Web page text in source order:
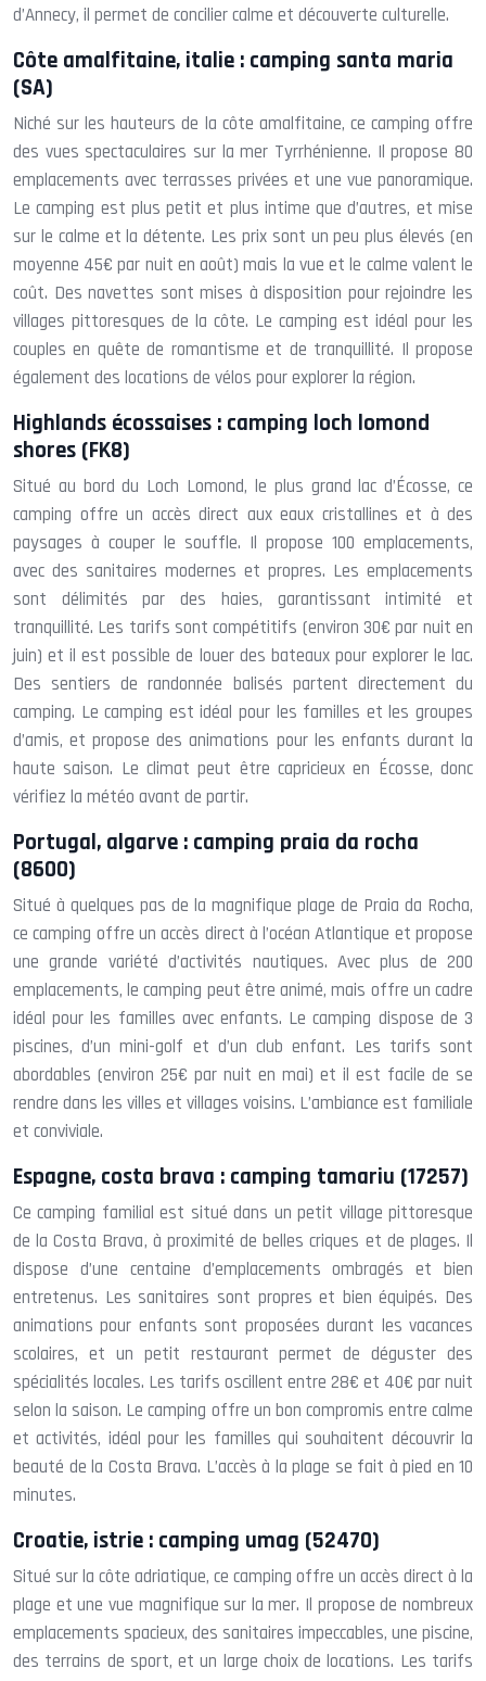
d’Annecy, il permet de concilier calme et découverte culturelle.
Côte amalfitaine, italie : camping santa maria
(SA)
Niché sur les hauteurs de la côte amalfitaine, ce camping offre
des vues spectaculaires sur la mer Tyrrhénienne. Il propose 80
emplacements avec terrasses privées et une vue panoramique.
Le camping est plus petit et plus intime que d’autres, et mise
sur le calme et la détente. Les prix sont un peu plus élevés (en
moyenne 45€ par nuit en août) mais la vue et le calme valent le
coût. Des navettes sont mises à disposition pour rejoindre les
villages pittoresques de la côte. Le camping est idéal pour les
couples en quête de romantisme et de tranquillité. Il propose
également des locations de vélos pour explorer la région.
Highlands écossaises : camping loch lomond
shores (FK8)
Situé au bord du Loch Lomond, le plus grand lac d’Écosse, ce
camping offre un accès direct aux eaux cristallines et à des
paysages à couper le souffle. Il propose 100 emplacements,
avec des sanitaires modernes et propres. Les emplacements
sont délimités par des haies, garantissant intimité et
tranquillité. Les tarifs sont compétitifs (environ 30€ par nuit en
juin) et il est possible de louer des bateaux pour explorer le lac.
Des sentiers de randonnée balisés partent directement du
camping. Le camping est idéal pour les familles et les groupes
d’amis, et propose des animations pour les enfants durant la
haute saison. Le climat peut être capricieux en Écosse, donc
vérifiez la météo avant de partir.
Portugal, algarve : camping praia da rocha
(8600)
Situé à quelques pas de la magnifique plage de Praia da Rocha,
ce camping offre un accès direct à l’océan Atlantique et propose
une grande variété d’activités nautiques. Avec plus de 200
emplacements, le camping peut être animé, mais offre un cadre
idéal pour les familles avec enfants. Le camping dispose de 3
piscines, d’un mini-golf et d’un club enfant. Les tarifs sont
abordables (environ 25€ par nuit en mai) et il est facile de se
rendre dans les villes et villages voisins. L’ambiance est familiale
et conviviale.
Espagne, costa brava : camping tamariu (17257)
Ce camping familial est situé dans un petit village pittoresque
de la Costa Brava, à proximité de belles criques et de plages. Il
dispose d’une centaine d’emplacements ombragés et bien
entretenus. Les sanitaires sont propres et bien équipés. Des
animations pour enfants sont proposées durant les vacances
scolaires, et un petit restaurant permet de déguster des
spécialités locales. Les tarifs oscillent entre 28€ et 40€ par nuit
selon la saison. Le camping offre un bon compromis entre calme
et activités, idéal pour les familles qui souhaitent découvrir la
beauté de la Costa Brava. L’accès à la plage se fait à pied en 10
minutes.
Croatie, istrie : camping umag (52470)
Situé sur la côte adriatique, ce camping offre un accès direct à la
plage et une vue magnifique sur la mer. Il propose de nombreux
emplacements spacieux, des sanitaires impeccables, une piscine,
des terrains de sport, et un large choix de locations. Les tarifs